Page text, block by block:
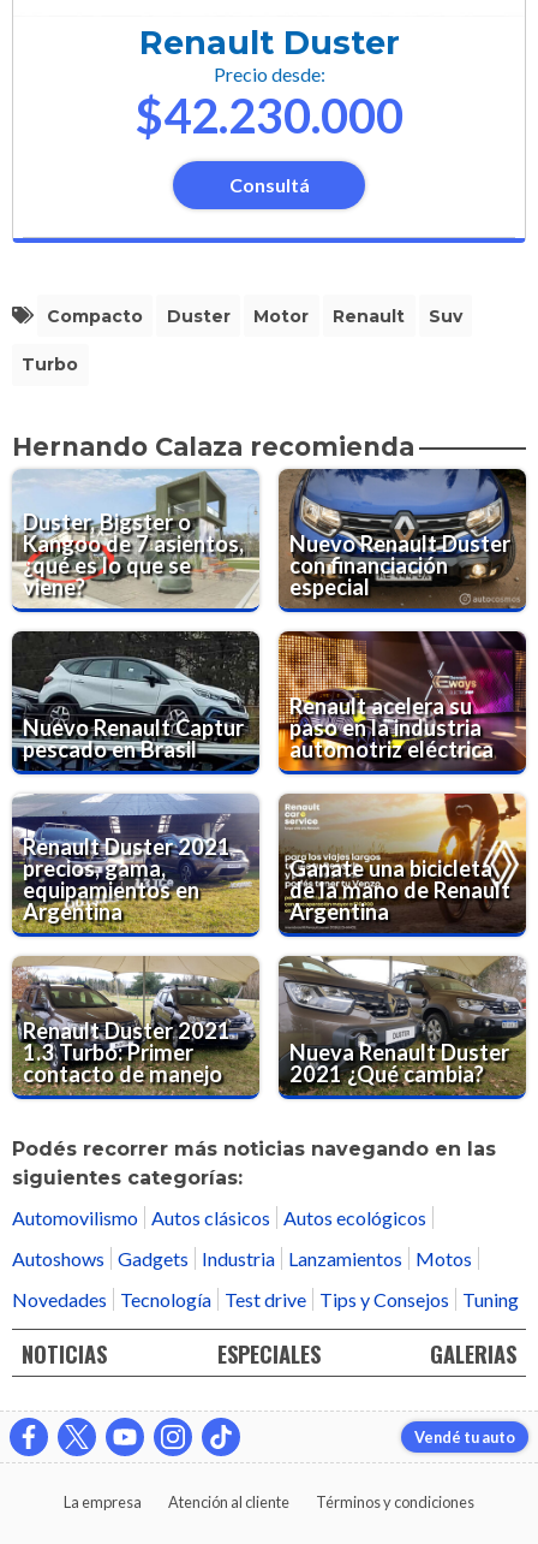
Renault Duster
Precio desde:
$42.230.000
Consultá
Compacto Duster Motor Renault Suv
Turbo
Hernando Calaza recomienda
Duster, Bigster o
Kangoo de 7 asientos,
¿qué es lo que se
viene?
Nuevo Renault Duster
con financiación
especial
Nuevo Renault Captur
pescado en Brasil
Renault acelera su
paso en la industria
automotriz eléctrica
Renault Duster 2021
precios, gama,
equipamientos en
Argentina
Ganate una bicicleta
de la mano de Renault
Argentina
Renault Duster 2021
1.3 Turbo: Primer
contacto de manejo
Nueva Renault Duster
2021 ¿Qué cambia?
Podés recorrer más noticias navegando en las
siguientes categorías:
Automovilismo Autos clásicos
Autos ecológicos
Autoshows
Gadgets Industria Lanzamientos
Motos
Novedades
Tecnología Test drive Tips y Consejos Tuning
NOTICIAS ESPECIALES GALERIAS
Vendé tu auto
La empresa Atención al cliente Términos y condiciones